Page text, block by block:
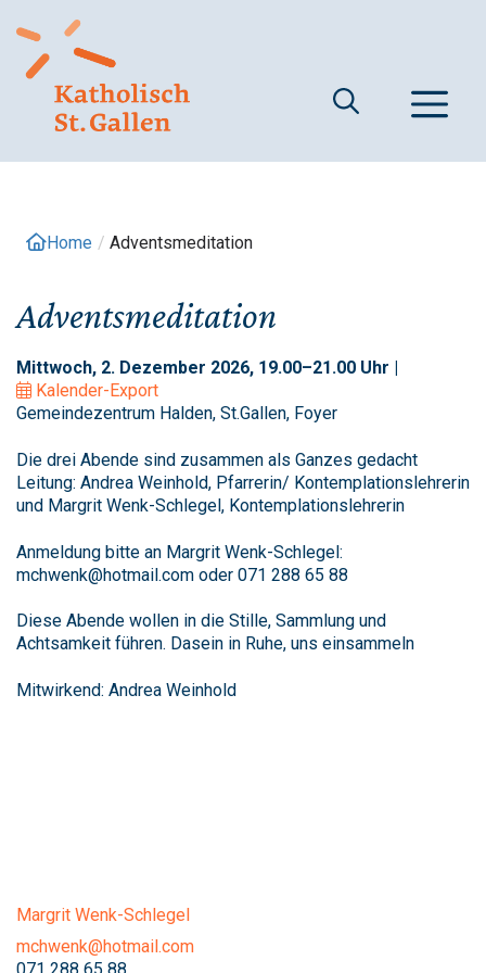
zum
Inhalt
Home / Adventsmeditation
Adventsmeditation
Mittwoch, 2. Dezember 2026, 19.00–21.00 Uhr |
Kalender-Export
Gemeindezentrum Halden, St.Gallen, Foyer
Die drei Abende sind zusammen als Ganzes gedacht
Leitung: Andrea Weinhold, Pfarrerin/ Kontemplationslehrerin
und Margrit Wenk-Schlegel, Kontemplationslehrerin
Anmeldung bitte an Margrit Wenk-Schlegel:
mchwenk@hotmail.com oder 071 288 65 88
Diese Abende wollen in die Stille, Sammlung und
Achtsamkeit führen. Dasein in Ruhe, uns einsammeln
Mitwirkend: Andrea Weinhold
Margrit Wenk-Schlegel
mchwenk@hotmail.com